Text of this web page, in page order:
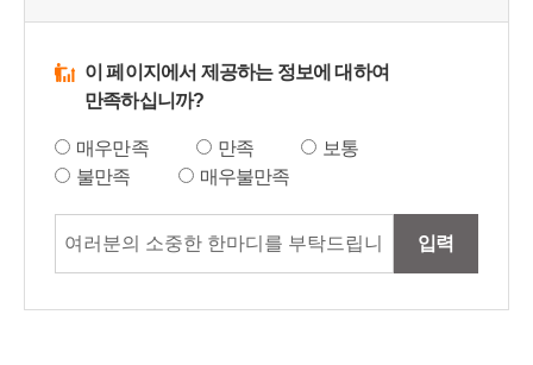
이 페이지에서 제공하는 정보에 대하여
만족하십니까?
매우만족 만족
보통
불만족
매우불만족
입력